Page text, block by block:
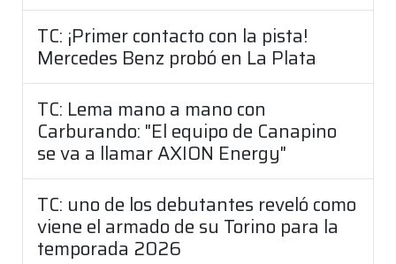
TC: ¡Primer contacto con la pista!
Mercedes Benz probó en La Plata
TC: Lema mano a mano con
Carburando: "El equipo de Canapino
se va a llamar AXION Energy"
TC: uno de los debutantes reveló como
viene el armado de su Torino para la
temporada 2026